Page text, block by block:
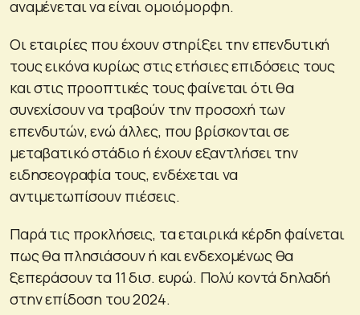
αναμένεται να είναι ομοιόμορφη.
Οι εταιρίες που έχουν στηρίξει την επενδυτική
τους εικόνα κυρίως στις ετήσιες επιδόσεις τους
και στις προοπτικές τους φαίνεται ότι θα
συνεχίσουν να τραβούν την προσοχή των
επενδυτών, ενώ άλλες, που βρίσκονται σε
μεταβατικό στάδιο ή έχουν εξαντλήσει την
ειδησεογραφία τους, ενδέχεται να
αντιμετωπίσουν πιέσεις.
Παρά τις προκλήσεις, τα εταιρικά κέρδη φαίνεται
πως θα πλησιάσουν ή και ενδεχομένως θα
ξεπεράσουν τα 11 δισ. ευρώ. Πολύ κοντά δηλαδή
στην επίδοση του 2024.